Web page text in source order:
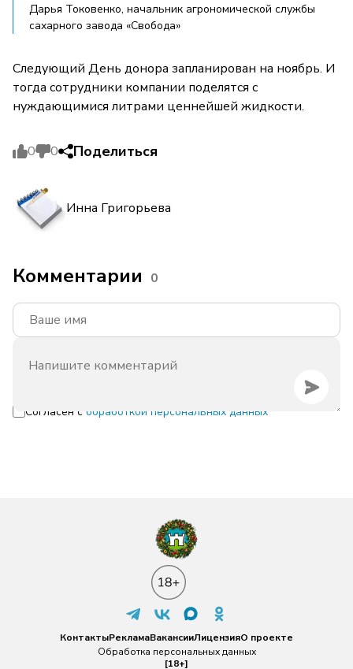
Дарья Токовенко, начальник агрономической службы
сахарного завода «Свобода»
Следующий День донора запланирован на ноябрь. И
тогда сотрудники компании поделятся с
нуждающимися литрами ценнейшей жидкости.
0 0 Поделиться
Инна Григорьева
Комментарии 0
Согласен с обработкой персональных данных
КонтактыРекламаВакансииЛицензияО проекте
Обработка персональных данных
[18+]